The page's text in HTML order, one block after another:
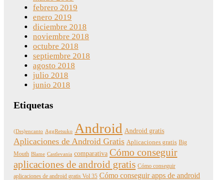
febrero 2019
enero 2019
diciembre 2018
noviembre 2018
octubre 2018
septiembre 2018
agosto 2018
julio 2018
junio 2018
Etiquetas
(Des)encanto AggRetsuko Android Android gratis
Aplicaciones de Android Gratis Aplicaciones gratis Big
Mouth Blame Castlevania comparativa Cómo conseguir
aplicaciones de android gratis Cómo conseguir
aplicaciones de android gratis Vol 35 Cómo conseguir apps de android